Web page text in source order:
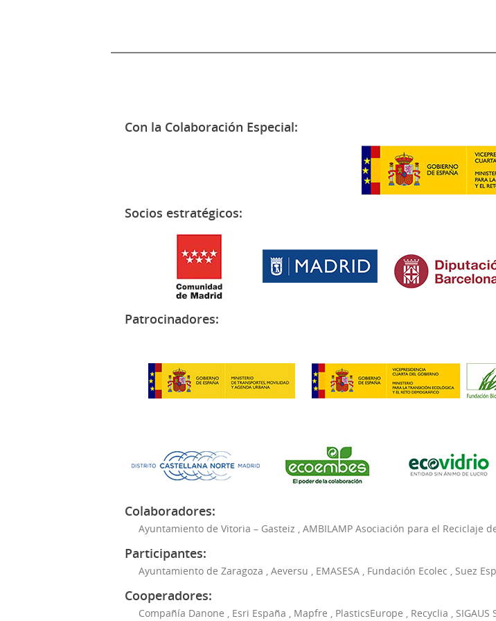
Con la Colaboración Especial:
Socios estratégicos:
Patrocinadores:
Colaboradores:
Ayuntamiento de Vitoria – Gasteiz AMBILAMP Asociación para el Reciclaje
Participantes:
Ayuntamiento de Zaragoza Aeversu EMASESA Fundación Ecolec Suez
Cooperadores:
Compañía Danone Esri España Mapfre PlasticsEurope Recyclia